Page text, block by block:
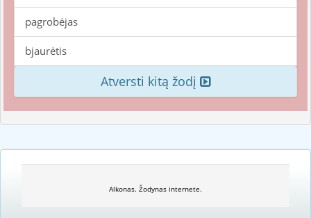
pagrobėjas
bjaurėtis
Atversti kitą žodį
Alkonas. Žodynas internete.